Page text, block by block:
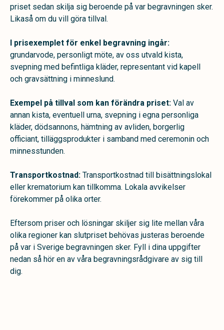
priset sedan skilja sig beroende på var begravningen sker.
Likaså om du vill göra tillval.
I prisexemplet för enkel begravning ingår:
grundarvode, personligt möte, av oss utvald kista,
svepning med befintliga kläder, representant vid kapell
och gravsättning i minneslund.
Exempel på tillval som kan förändra priset: Val av
annan kista, eventuell urna, svepning i egna personliga
kläder, dödsannons, hämtning av avliden, borgerlig
officiant, tilläggsprodukter i samband med ceremonin och
minnesstunden.
Transportkostnad: Transportkostnad till bisättningslokal
eller krematorium kan tillkomma. Lokala avvikelser
förekommer på olika orter.
Eftersom priser och lösningar skiljer sig lite mellan våra
olika regioner kan slutpriset behövas justeras beroende
på var i Sverige begravningen sker. Fyll i dina uppgifter
nedan så hör en av våra begravningsrådgivare av sig till
dig.